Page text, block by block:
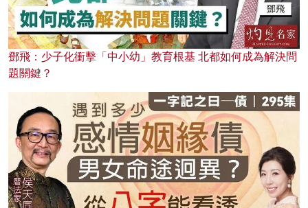
鄧飛：少子化衝擊「中小幼」教育根基 北都如何成為解決問
題關鍵？